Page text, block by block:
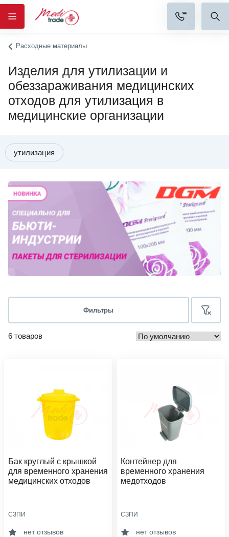
Расходные материалы
Изделия для утилизации и
обеззараживания медицинских
отходов для утилизация в
медицинские организации
утилизация
Фильтры
6 товаров
Бак круглый с крышкой
для временного хранения
медицинских отходов
утилизация
СЗПИ
нет отзывов
Контейнер для
временного хранения
медотходов
утилизация
СЗПИ
нет отзывов